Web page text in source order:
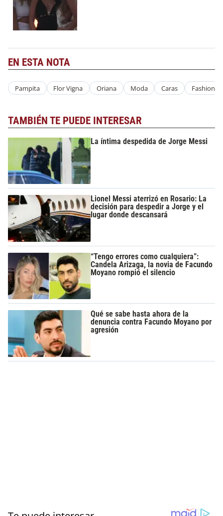
EN ESTA NOTA
Pampita Flor Vigna Oriana Moda Caras Fashion
TAMBIÉN TE PUEDE INTERESAR
La íntima despedida de Jorge Messi
Lionel Messi aterrizó en Rosario: La
decisión para despedir a Jorge y el
lugar donde descansará
“Tengo errores como cualquiera”:
Candela Arizaga, la novia de Facundo
Moyano rompió el silencio
Qué se sabe hasta ahora de la
denuncia contra Facundo Moyano por
agresión